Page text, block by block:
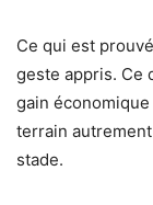
Ce qui est
geste appris. Ce
gain
terrain
stade.